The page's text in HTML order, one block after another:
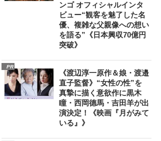
ンゴ オフィシャルインタ
ビュー“観客を魅了した名
優、複雑な父親像への想い
を語る”《日本興収70億円
突破》
PR
《渡辺淳一原作＆娘・渡邉
直子監督》“女性の性”を
真摯に描く意欲作に黒木
瞳・西岡德馬・吉田羊が出
演決定！《映画『月がみて
いる』》